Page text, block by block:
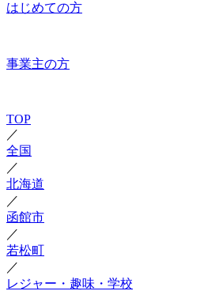
はじめての方
事業主の方
TOP
／
全国
／
北海道
／
函館市
／
若松町
／
レジャー・趣味・学校